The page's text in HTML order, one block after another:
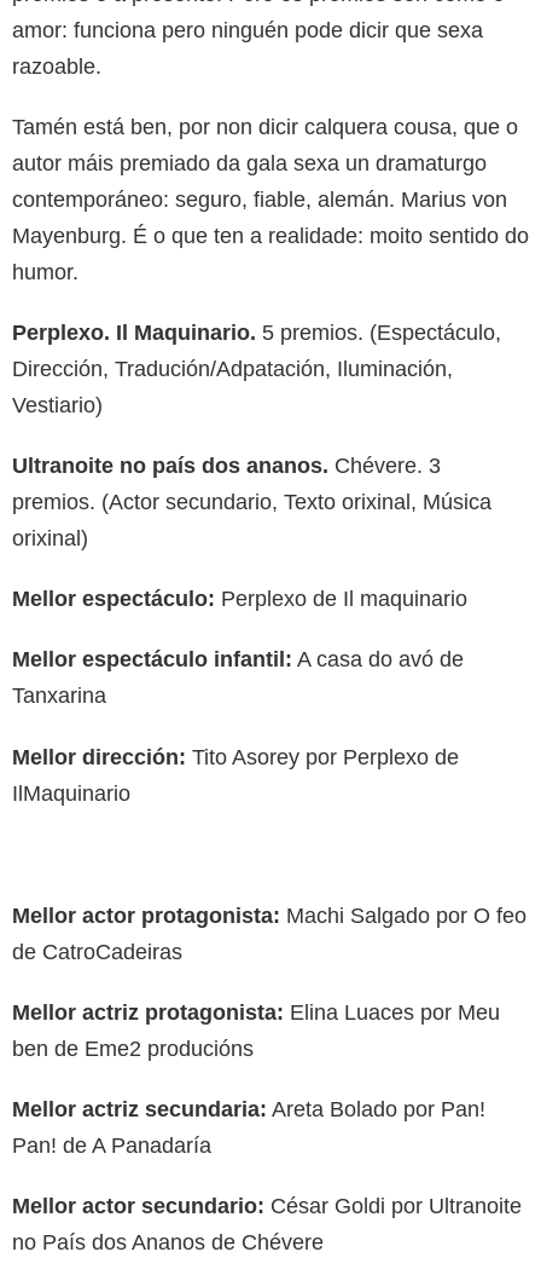
amor: funciona pero ninguén pode dicir que sexa
razoable.
Tamén está ben, por non dicir calquera cousa, que o
autor máis premiado da gala sexa un dramaturgo
contemporáneo: seguro, fiable, alemán. Marius von
Mayenburg. É o que ten a realidade: moito sentido do
humor.
Perplexo. Il Maquinario. 5 premios. (Espectáculo,
Dirección, Tradución/Adpatación, Iluminación,
Vestiario)
Ultranoite no país dos ananos. Chévere. 3
premios. (Actor secundario, Texto orixinal, Música
orixinal)
Mellor espectáculo: Perplexo de Il maquinario
Mellor espectáculo infantil: A casa do avó de
Tanxarina
Mellor dirección: Tito Asorey por Perplexo de
IlMaquinario
Mellor actor protagonista: Machi Salgado por O feo
de CatroCadeiras
Mellor actriz protagonista: Elina Luaces por Meu
ben de Eme2 producións
Mellor actriz secundaria: Areta Bolado por Pan!
Pan! de A Panadaría
Mellor actor secundario: César Goldi por Ultranoite
no País dos Ananos de Chévere